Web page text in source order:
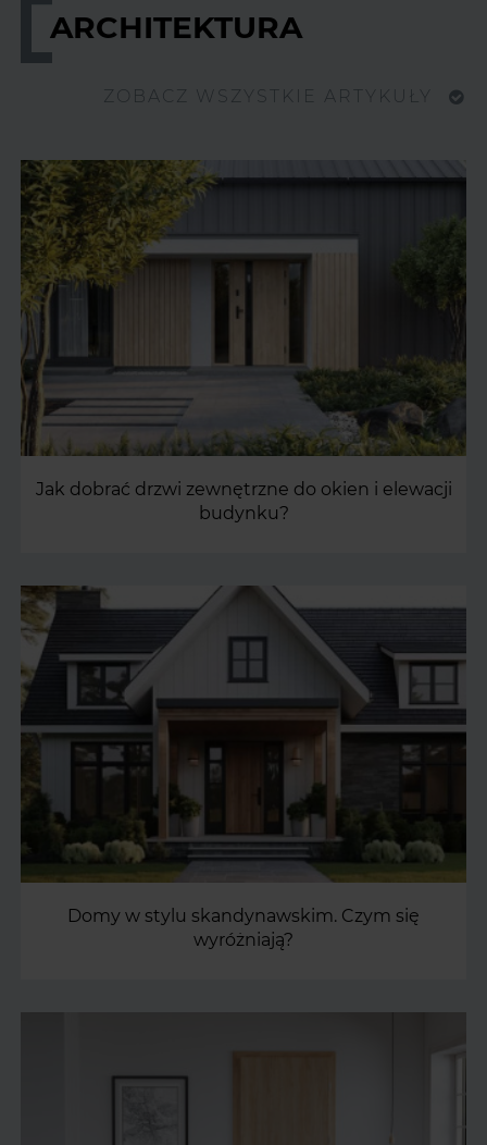
ARCHITEKTURA
ZOBACZ WSZYSTKIE ARTYKUŁY
Jak dobrać drzwi zewnętrzne do okien i elewacji
budynku?
Domy w stylu skandynawskim. Czym się
wyróżniają?